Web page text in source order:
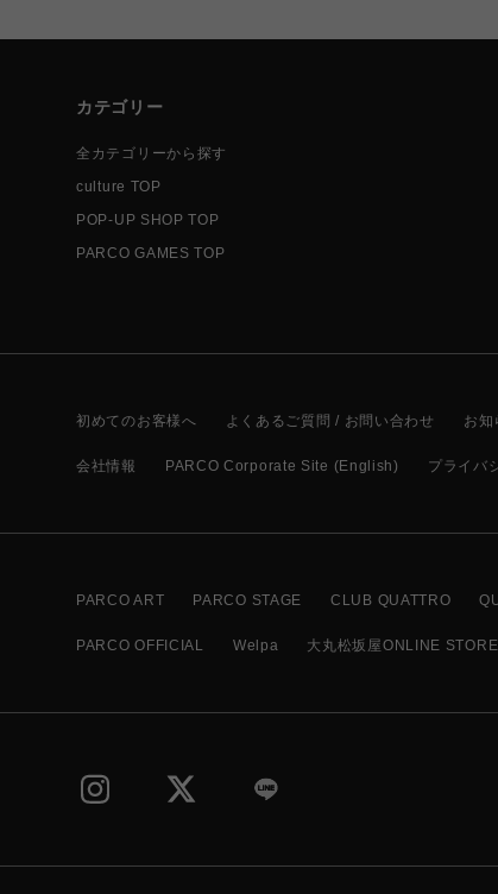
カテゴリー
全カテゴリーから探す
culture TOP
POP-UP SHOP TOP
PARCO GAMES TOP
初めてのお客様へ よくあるご質問 / お問い合わせ お知
会社情報 PARCO Corporate Site (English) プライバ
PARCO ART PARCO STAGE CLUB QUATTRO
PARCO OFFICIAL Welpa 大丸松坂屋ONLINE STORE